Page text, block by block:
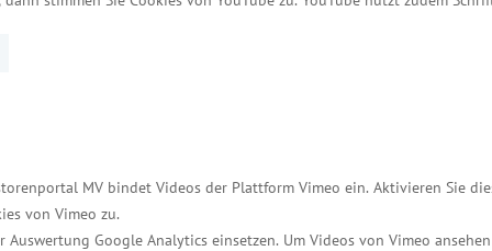
MV bindet Videos der Plattform Vimeo ein. Aktivieren Sie
von Vimeo zu.
Auswertung Google Analytics einsetzen. Um Videos von Vimeo
326 selbst genutzten Eigenheimen/
des Bestandes
und Instandsetzungsförderung
auf die qualitative Verbesserung des Bestandes
auf barrierefreie und barrierearme
und Wohnungsgesellschaften zur Verfügung